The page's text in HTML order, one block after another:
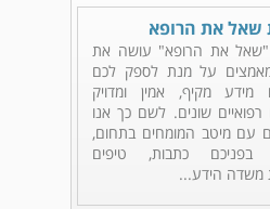
שאל את הרופא
את הרופא" עושה את
על מנת לספק לכם
מידע מקיף, אמין ומדויק
רפואיים שונים. לשם כך אנו
עם מיטב המומחים בתחום,
בפניכם כתבות, טיפים
משדה הידע...